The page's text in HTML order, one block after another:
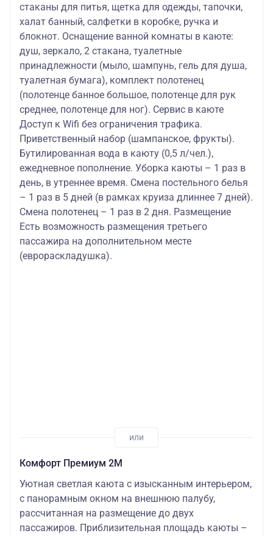
стаканы для питья, щетка для одежды, тапочки,
халат банный, салфетки в коробке, ручка и
блокнот. Оснащение ванной комнаты в каюте:
душ, зеркало, 2 стакана, туалетные
принадлежности (мыло, шампунь, гель для душа,
туалетная бумага), комплект полотенец
(полотенце банное большое, полотенце для рук
среднее, полотенце для ног). Сервис в каюте
Доступ к Wifi без ограничения трафика.
Приветственный набор (шампанское, фрукты).
Бутилированная вода в каюту (0,5 л/чел.),
ежедневное пополнение. Уборка каюты – 1 раз в
день, в утреннее время. Смена постельного белья
– 1 раз в 5 дней (в рамках круиза длиннее 7 дней).
Смена полотенец – 1 раз в 2 дня. Размещение
Есть возможность размещения третьего
пассажира на дополнительном месте
(еврораскладушка).
Комфорт Премиум 2М
Уютная светлая каюта с изысканным интерьером,
с панорамным окном на внешнюю палубу,
рассчитанная на размещение до двух
пассажиров. Приблизительная площадь каюты –